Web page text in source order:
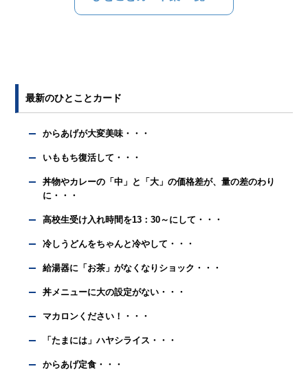
最新のひとことカード
からあげが大変美味・・・
いももち復活して・・・
丼物やカレーの「中」と「大」の価格差が、量の差のわり
に・・・
高校生受け入れ時間を13：30～にして・・・
冷しうどんをちゃんと冷やして・・・
給湯器に「お茶」がなくなりショック・・・
丼メニューに大の設定がない・・・
マカロンください！・・・
「たまには」ハヤシライス・・・
からあげ定食・・・